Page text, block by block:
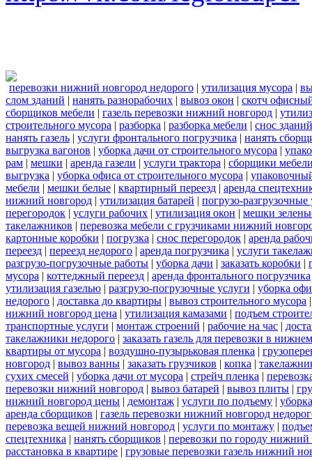
перевозки нижний новгород недорого | утилизация мусора |
слом зданий | нанять разнорабочих | вывоз окон | скотч
сборщиков мебели | газель перевозки нижний новгород |
строительного мусора | разборка | разборка мебели | снос зданий
нанять газель | услуги фронтального погрузчика | нанять
выгрузка вагонов | уборка дачи от строительного мусора |
рам | мешки | аренда газели | услуги трактора | сборщики
выгрузка | уборка офиса от строительного мусора |
мебели | мешки белые | квартирный переезд | аренда
нижний новгород | утилизация батарей | погрузо-разгрузочные
перегородок | услуги рабочих | утилизация окон | мешки
такелажников | перевозка мебели с грузчиками нижний
картонные коробки | погрузка | снос перегородок | аренда
переезд | переезд недорого | аренда погрузчика | услуги
разгрузо-погрузочные работы | уборка дачи | заказать коробки |
мусора | коттеджный переезд | аренда фронтального погрузчика
утилизация газелью | разгрузо-погрузочные услуги | уборка
недорого | доставка до квартиры | вывоз строительного мусора
нижний новгород цена | утилизация камазами | подъем
транспортные услуги | монтаж строений | рабочие на час |
такелажники недорого | заказать газель для перевозки в
квартиры от мусора | воздушно-пузырьковая пленка |
новгород | вывоз ванны | заказать грузчиков | копка |
сухих смесей | уборка дачи от мусора | стрейч пленка |
перевозки нижний новгород | вывоз батарей | вывоз плиты |
нижний новгород цены | демонтаж | услуги по подъему |
аренда сборщиков | газель перевозки нижний новгород
перевозка вещей нижний новгород | услуги по монтажу |
спецтехника | нанять сборщиков | перевозки по городу нижний
расстановка в квартире | грузовые перевозки газель нижний